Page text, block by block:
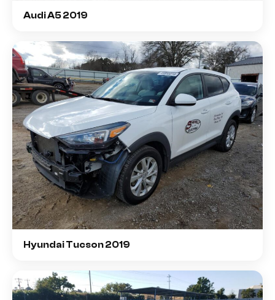
Audi A5 2019
Hyundai Tucson 2019